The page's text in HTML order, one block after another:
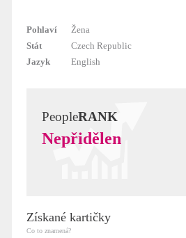
Pohlaví
Žena
Stát
Czech Republic
Jazyk
English
PeopleRANK
Nepřidělen
Získané kartičky
Co to znamená?